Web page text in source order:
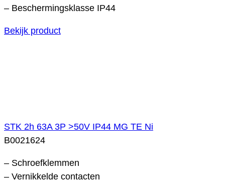
– Beschermingsklasse IP44
Bekijk product
STK 2h 63A 3P >50V IP44 MG TE Ni
B0021624
– Schroefklemmen
– Vernikkelde contacten